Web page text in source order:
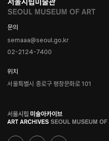
문의
semaaa@seoul.go.kr
02-2124-7400
위치
서울특별시 종로구 평창문화로 101
로
고